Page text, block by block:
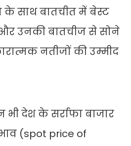
साथ बातचीत में बेस्ट
और उनकी बातचीज से सोने
नतीजों की उम्मीद
देश के सर्राफा बाजार
(spot price of